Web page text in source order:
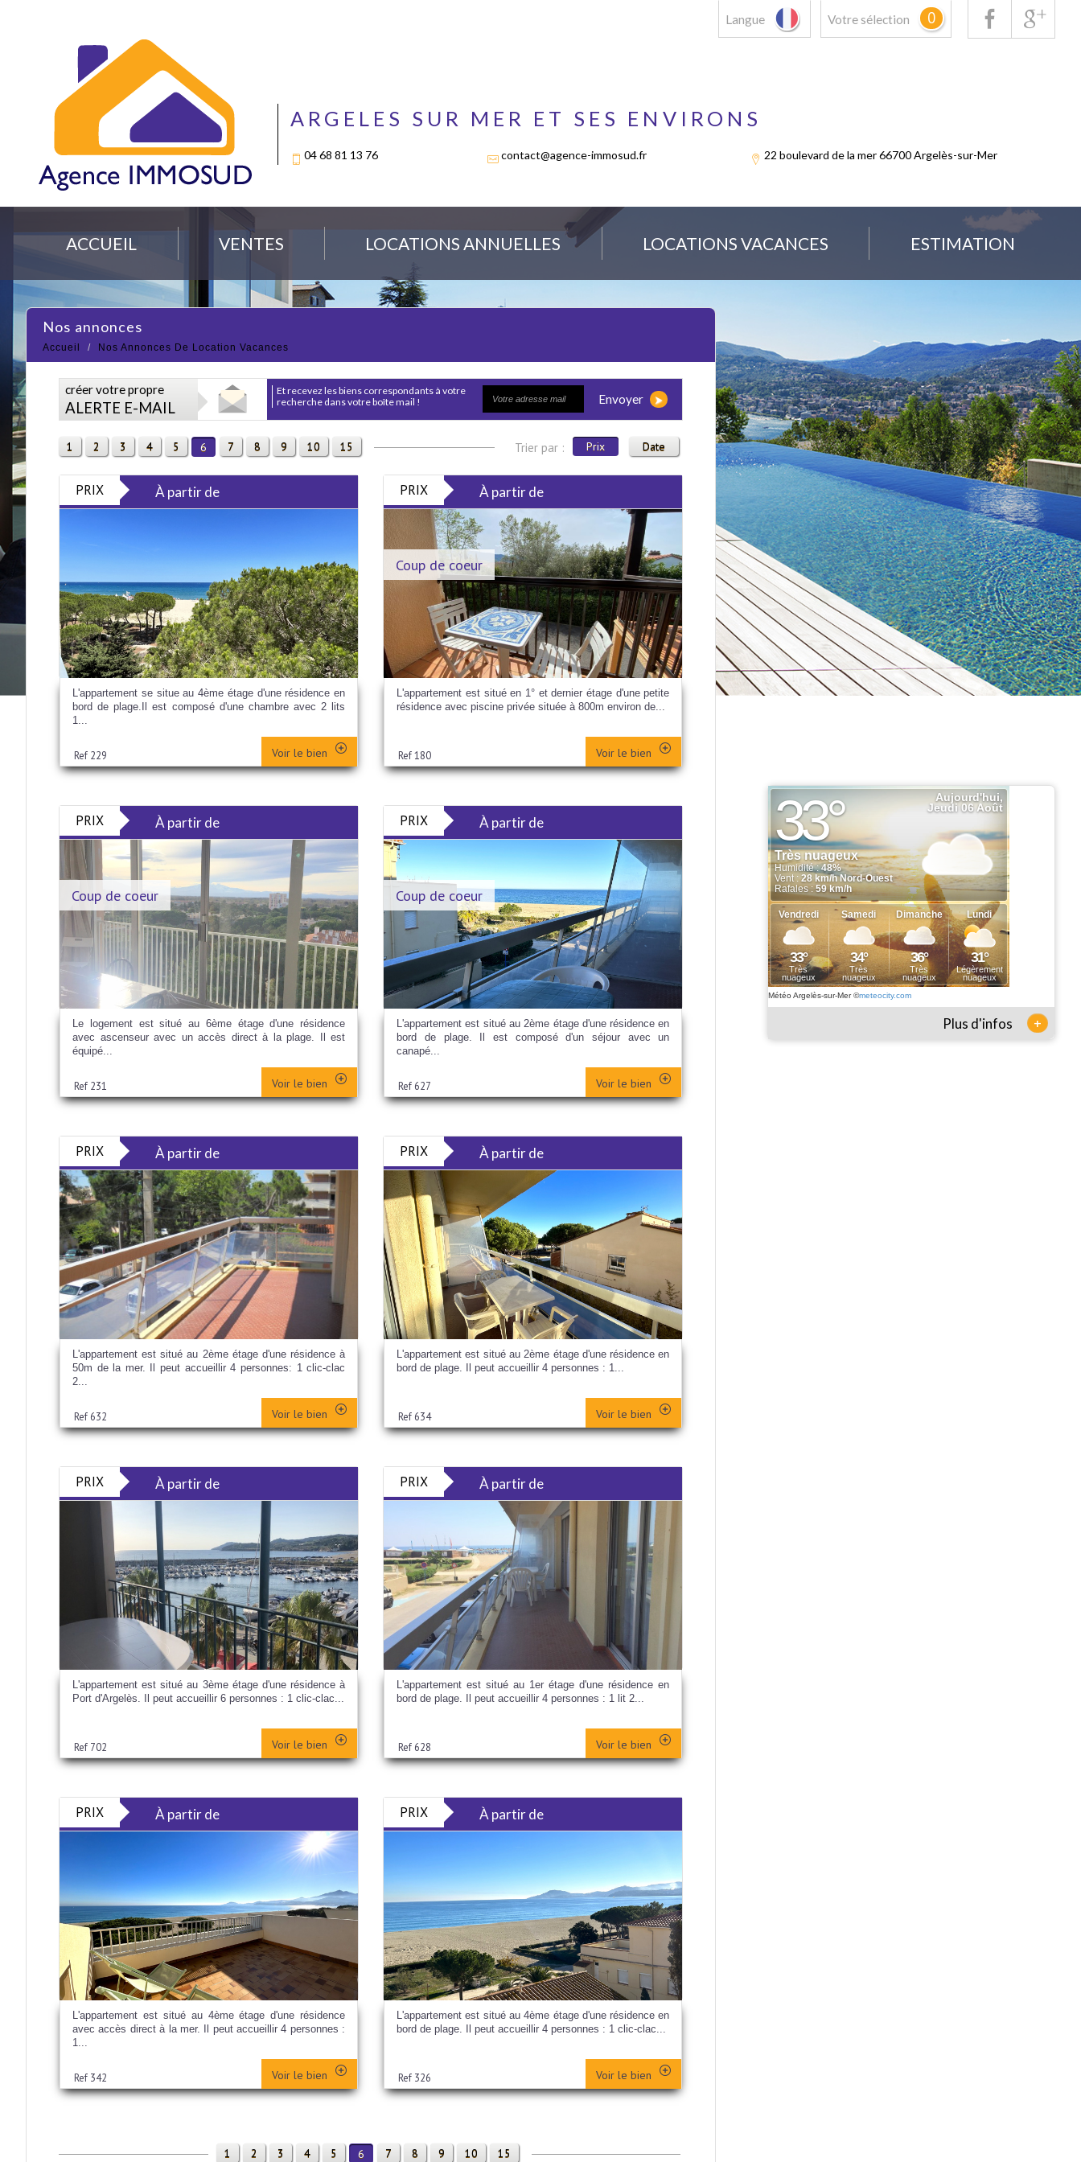
Langue Votre sélection 0
ARGELES SUR MER ET SES ENVIRONS
04 68 81 13 76 contact@agence-immosud.fr 22 boulevard de la mer 66700 Argelès-sur-Mer
ACCUEIL VENTES LOCATIONS ANNUELLES LOCATIONS VACANCES ESTIMATION
Offres locations vacances
Type de bien
Nombre de pièces
Localisation
Distance 5KM 10KM 25KM
Budget
Entre et
RECHERCHER
Nos annonces
Accueil Nos Annonces De Location Vacances
créer votre propre
ALERTE E-MAIL
et recevez les biens correspondants à votre
recherche dans votre boîte mail !
Envoyer
1 2 3 4 5 6 7 8 9 10 15 Trier par : Prix Date
PRIX À partir de
L'appartement se situe au 4ème étage d'une résidence en
bord de plage.Il est composé d'une chambre avec 2 lits
1...
Ref 229 Voir le bien
PRIX À partir de
Coup de coeur
L'appartement est situé en 1° et dernier étage d'une petite
résidence avec piscine privée située à 800m environ de...
Ref 180 Voir le bien
PRIX À partir de
Coup de coeur
Le logement est situé au 6ème étage d'une résidence
avec ascenseur avec un accès direct à la plage. Il est
équipé...
Ref 231 Voir le bien
PRIX À partir de
Coup de coeur
L'appartement est situé au 2ème étage d'une résidence en
bord de plage. Il est composé d'un séjour avec un
canapé...
Ref 627 Voir le bien
PRIX À partir de
L'appartement est situé au 2ème étage d'une résidence à
50m de la mer. Il peut accueillir 4 personnes: 1 clic-clac
2...
Ref 632 Voir le bien
PRIX À partir de
L'appartement est situé au 2ème étage d'une résidence en
bord de plage. Il peut accueillir 4 personnes : 1...
Ref 634 Voir le bien
PRIX À partir de
L'appartement est situé au 3ème étage d'une résidence à
Port d'Argelès. Il peut accueillir 6 personnes : 1 clic-clac...
Ref 702 Voir le bien
PRIX À partir de
L'appartement est situé au 1er étage d'une résidence en
bord de plage. Il peut accueillir 4 personnes : 1 lit 2...
Ref 628 Voir le bien
PRIX À partir de
L'appartement est situé au 4ème étage d'une résidence
avec accès direct à la mer. Il peut accueillir 4 personnes :
1...
Ref 342 Voir le bien
PRIX À partir de
L'appartement est situé au 4ème étage d'une résidence en
bord de plage. Il peut accueillir 4 personnes : 1 clic-clac...
Ref 326 Voir le bien
1 2 3 4 5 6 7 8 9 10 15
Météo Argelès-sur-Mer©meteocity.com
Plus d'infos +